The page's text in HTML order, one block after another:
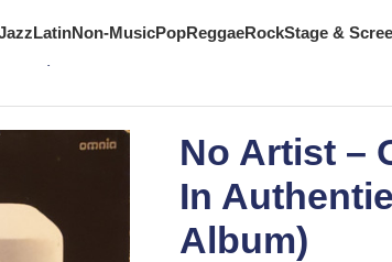
LatinNon-MusicPopReggaeRockStage &
No Artist –
In
Album)